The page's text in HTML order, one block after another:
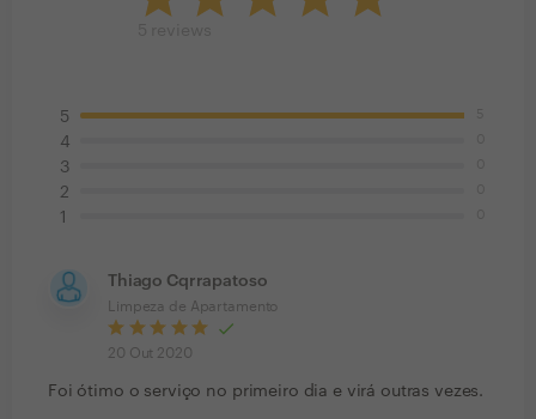
5
4
3
2
1
Thiago Cqrrapatoso
Limpeza de Apartamento
20 Out 2020
Foi ótimo o serviço no primeiro dia e virá outras vezes.